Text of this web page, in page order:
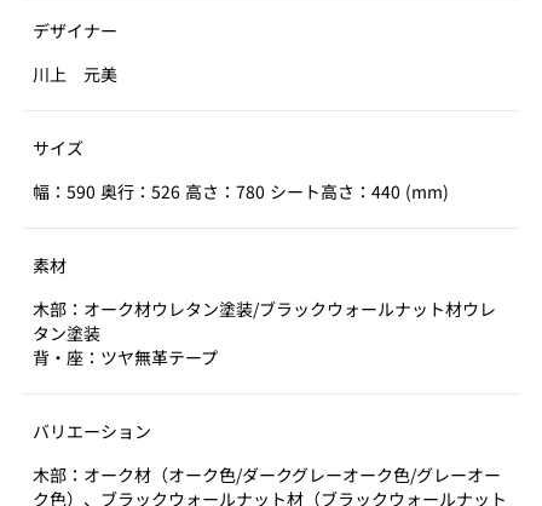
デザイナー
川上 元美
サイズ
幅：590 奥行：526 高さ：780 シート高さ：440 (mm)
素材
木部：オーク材ウレタン塗装/ブラックウォールナット材ウレ
タン塗装
背・座：ツヤ無革テープ
バリエーション
木部：オーク材（オーク色/ダークグレーオーク色/グレーオー
ク色）、ブラックウォールナット材（ブラックウォールナット